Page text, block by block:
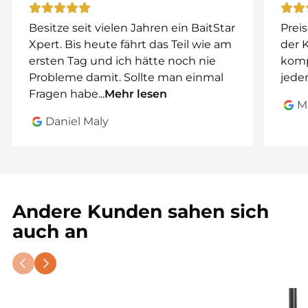
TFT-Display mit einer intuitiven Fernbedienung.
Warum den Toslon XR500
wählen?
DerToslon XR500ist weit mehr als ein
fortschrittlichem Sonar,
Echtzeit-Mapping
Egal, ob Sie
Tiefeninformationen benötigen,
Hindernisse erkennen oder automatisch
zwischen Hotspots navigieren möchten
XR500 liefert erstklassige Leistung
Ihnen volle Kontrolle über Ihr Futterboot
Besitze seit vielen Jahren ein BaitStar
Xpert. Bis heute fährt das Teil wie am
ersten Tag und ich hätte noch nie
Probleme damit. Sollte man einmal
Fragen habe...Mehr lesen
Daniel Maly
der
Andere Kunden sahen sich
auch an